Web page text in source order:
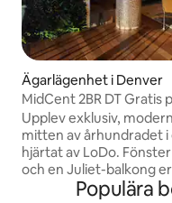
Ägarlägenhet i Denver
MidCent 2BR DT Gratis
Upplev exklusiv,
mitten av århundradet
hjärtat av LoDo.
och en Juliet-balkong
fantastisk utsikt över
Populära